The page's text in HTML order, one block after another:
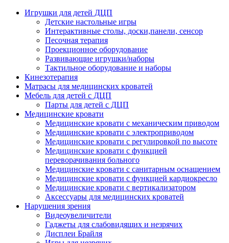
Игрушки для детей ДЦП
Детские настольные игры
Интерактивные столы, доски,панели, сенсор
Песочная терапия
Проекционное оборудование
Развивающие игрушки/наборы
Тактильное оборудование и наборы
Кинезотерапия
Матрасы для медицинских кроватей
Мебель для детей с ДЦП
Парты для детей с ДЦП
Медицинские кровати
Медицинские кровати с механическим приводом
Медицинские кровати с электроприводом
Медицинские кровати с регулировкой по высоте
Медицинские кровати с функцией
переворачивания больного
Медицинские кровати с санитарным оснащением
Медицинские кровати с функцией кардиокресло
Медицинские кровати с вертикализатором
Аксессуары для медицинских кроватей
Нарушения зрения
Видеоувеличители
Гаджеты для слабовидящих и незрячих
Дисплеи Брайля